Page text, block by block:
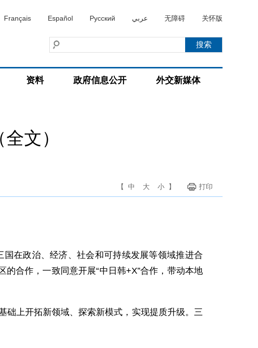
Français Español Русский عربي 无障碍 关怀版
资料 政府信息公开 外交新媒体
文）
【 中 大 小 】 打印
在政治、经济、社会和可持续发展等领域推进合
合作，一致同意开展“中日韩+X”合作，带动本地
上开拓新领域、探索新模式，实现提质升级。三